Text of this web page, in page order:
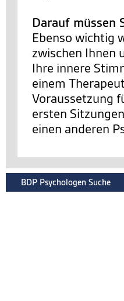
Darauf müssen
Ebenso wichtig
zwischen Ihnen
Ihre innere
einem
Voraussetzung
ersten
einen anderen
BDP Psychologen Suche